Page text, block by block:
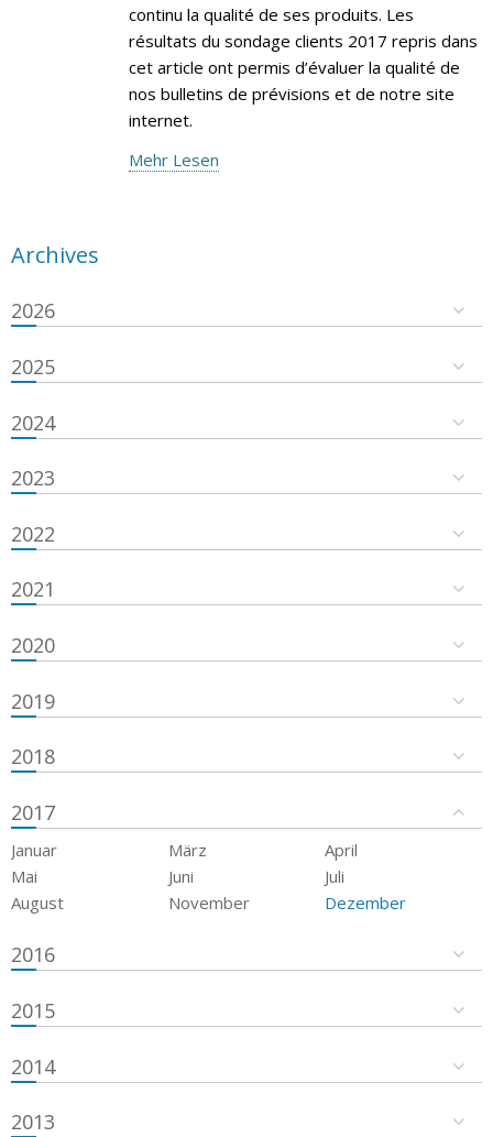
continu la qualité de ses produits. Les
résultats du sondage clients 2017 repris dans
cet article ont permis d’évaluer la qualité de
nos bulletins de prévisions et de notre site
internet.
Mehr Lesen
Archives
2026
2025
2024
2023
2022
2021
2020
2019
2018
2017
Januar März
April
Mai
Juni
Juli
August
November Dezember
2016
2015
2014
2013